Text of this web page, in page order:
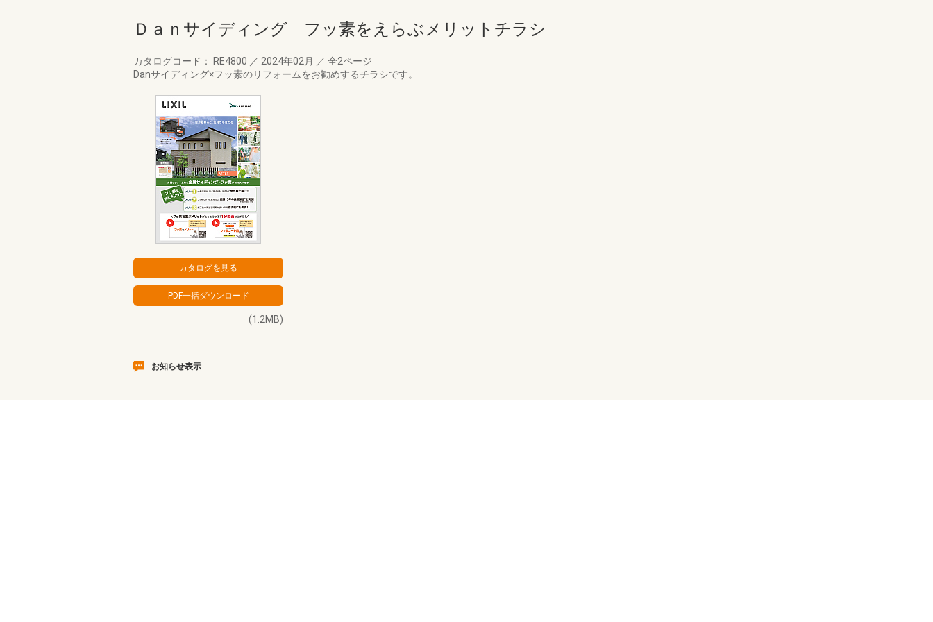
Ｄａｎサイディング フッ素をえらぶメリットチラシ
カタログコード： RE4800 ／ 2024年02月 ／ 全2ページ
Danサイディング×フッ素のリフォームをお勧めするチラシです。
(1.2MB)
お知らせ表示